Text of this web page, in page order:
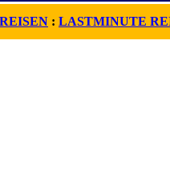
: LASTMINUTE